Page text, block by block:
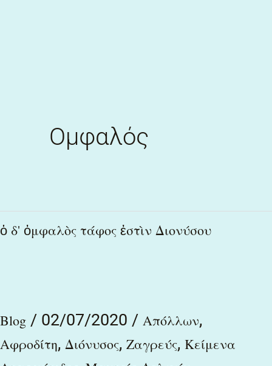
Ομφαλός
ὁ δ' ὀμφαλὸς τάφος ἐστὶν Διονύσου
Blog / 02/07/2020 / Απόλλων,
Αφροδίτη, Διόνυσος, Ζαγρεύς, Κείμενα
ὁ
ἐστὶν
Διονύσου